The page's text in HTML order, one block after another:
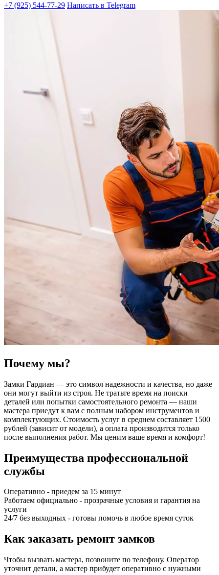
+7 (925) 544-77-29 Написать в Telegram
Почему мы?
Замки Гардиан — это символ надежности и качества, но даже
они могут выйти из строя. Не тратьте время на поиски
деталей или попытки самостоятельного ремонта — наши
мастера приедут к вам с полным набором инструментов и
комплектующих. Стоимость услуг в среднем составляет 1500
рублей (зависит от модели), а оплата производится только
после выполнения работ. Мы ценим ваше время и комфорт!
Преимущества профессиональной
службы
Оперативно - приедем за 15 минут
Работаем официально - прозрачные условия и гарантия на
услуги
24/7 без выходных - готовы помочь в любое время суток
Как заказать ремонт замков
Чтобы вызвать мастера, позвоните по телефону. Оператор
уточнит детали, а мастер прибудет оперативно с нужными